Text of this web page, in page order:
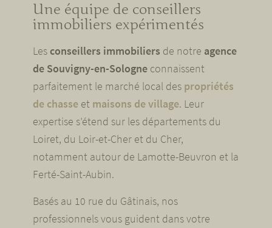
Une équipe de conseillers
immobiliers expérimentés
Lesconseillers immobiliers de notre agence
de Souvigny-en-Sologneconnaissent
parfaitement le marché local des propriétés
de chasseet maisons de village. Leur
expertise s’étend sur les départements du
Loiret, du Loir-et-Cher et du Cher,
notamment autour de Lamotte-Beuvron et la
Ferté-Saint-Aubin.
Basés au 10 rue du Gâtinais, nos
professionnels vous guident dans votre